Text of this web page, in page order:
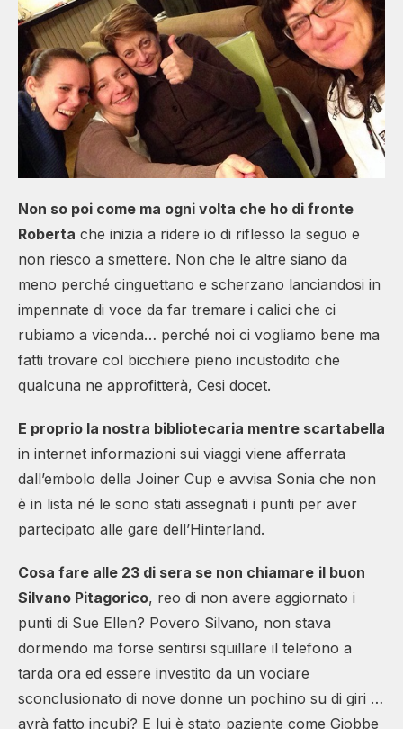
Non so poi come ma ogni volta che ho di fronte
Roberta che inizia a ridere io di riflesso la seguo e
non riesco a smettere. Non che le altre siano da
meno perché cinguettano e scherzano lanciandosi in
impennate di voce da far tremare i calici che ci
rubiamo a vicenda… perché noi ci vogliamo bene ma
fatti trovare col bicchiere pieno incustodito che
qualcuna ne approfitterà, Cesi docet.
E proprio la nostra bibliotecaria mentre scartabella
in internet informazioni sui viaggi viene afferrata
dall’embolo della Joiner Cup e avvisa Sonia che non
è in lista né le sono stati assegnati i punti per aver
partecipato alle gare dell’Hinterland.
Cosa fare alle 23 di sera se non chiamare il buon
Silvano Pitagorico, reo di non avere aggiornato i
punti di Sue Ellen? Povero Silvano, non stava
dormendo ma forse sentirsi squillare il telefono a
tarda ora ed essere investito da un vociare
sconclusionato di nove donne un pochino su di giri …
avrà fatto incubi? E lui è stato paziente come Giobbe